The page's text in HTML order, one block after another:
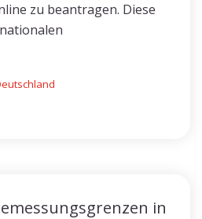
zu beantragen. Diese
in